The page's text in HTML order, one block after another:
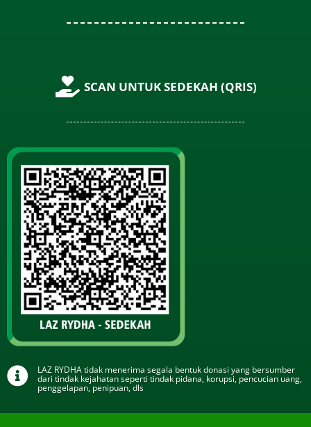
SCAN UNTUK SEDEKAH (QRIS)
LAZ RYDHA tidak menerima segala bentuk donasi yang bersumber
dari tindak kejahatan seperti tindak pidana, korupsi, pencucian uang,
penggelapan, penipuan, dls